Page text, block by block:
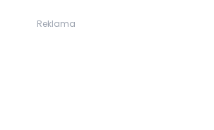
Reklama